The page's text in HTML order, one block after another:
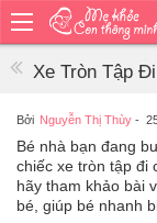
chủ
ăn
Bé
vệ
sinh
Xe Tròn Tập
Bởi Nguyễn Thị Thùy -
Bé nhà bạn đang
chiếc xe tròn tập đi
hãy tham khảo bài
bé, giúp bé nhanh